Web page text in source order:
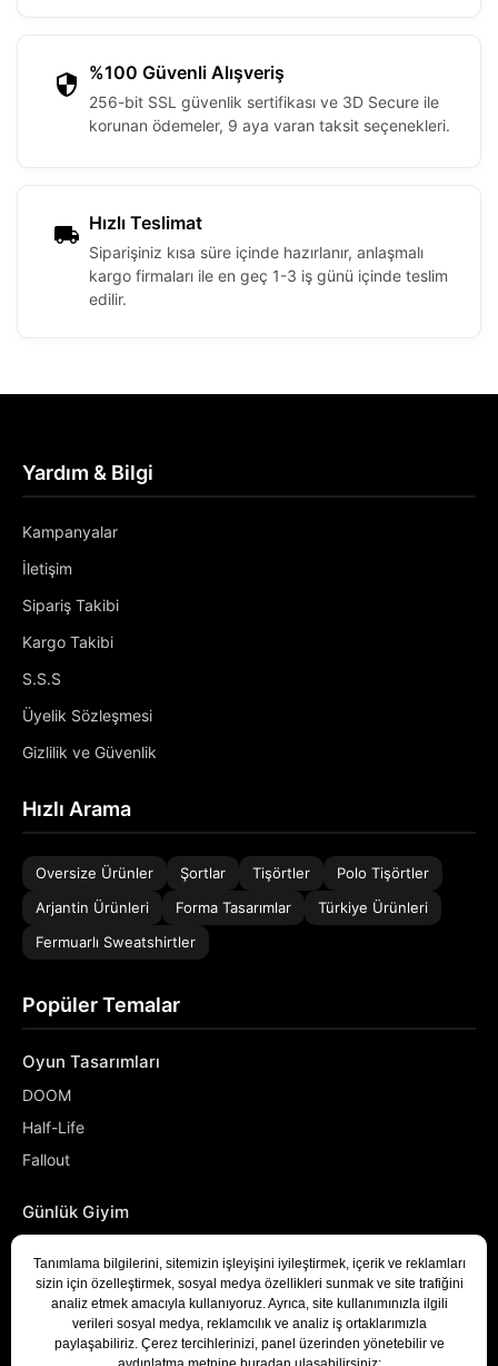
%100 Güvenli Alışveriş
256-bit SSL güvenlik sertifikası ve 3D Secure ile
korunan ödemeler, 9 aya varan taksit seçenekleri.
Hızlı Teslimat
Siparişiniz kısa süre içinde hazırlanır, anlaşmalı
kargo firmaları ile en geç 1-3 iş günü içinde teslim
edilir.
Yardım & Bilgi
Kampanyalar
İletişim
Sipariş Takibi
Kargo Takibi
S.S.S
Üyelik Sözleşmesi
Gizlilik ve Güvenlik
Hızlı Arama
Oversize Ürünler Şortlar Tişörtler
Polo Tişörtler
Arjantin Ürünleri
Forma Tasarımlar
Türkiye Ürünleri
Fermuarlı Sweatshirtler
Popüler Temalar
Oyun Tasarımları
DOOM
Half-Life
Fallout
Günlük Giyim
Denizci
Developer